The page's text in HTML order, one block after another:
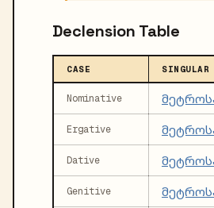
Declension Table
CASE SINGULAR
Nominative
Ergative
Dative
Genitive